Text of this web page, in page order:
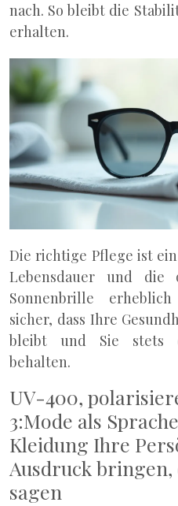
nach. So bleibt die
erhalten.
Die richtige Pflege ist
Lebensdauer und die
Sonnenbrille
sicher, dass Ihre
bleibt und Sie stets
behalten.
UV-400,
3:Mode als
Kleidung Ihre
Ausdruck
sagen